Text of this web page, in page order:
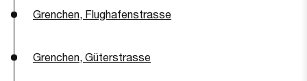
Grenchen, Flughafenstrasse
Grenchen, Güterstrasse